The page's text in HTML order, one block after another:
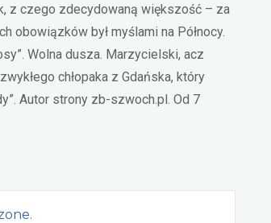
z czego zdecydowaną większość – za
obowiązków był myślami na Północy.
Wolna dusza. Marzycielski, acz
chłopaka z Gdańska, który
Autor strony zb-szwoch.pl. Od 7